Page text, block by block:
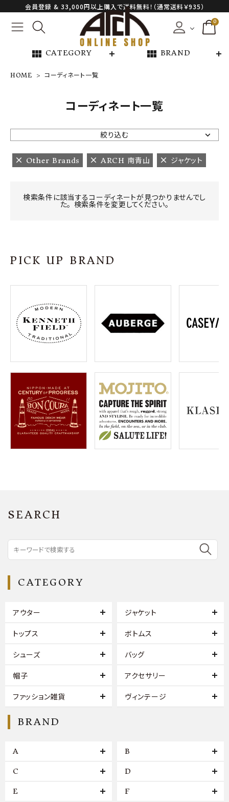
会員登録 & 33,000円以上購入で送料無料！（通常送料￥935）
0
view_module CATEGORY view_module BRAND
NEW ARRIVAL
ARCH EXCLUSIVE
BRAND
INFORMATION
ご利用ガイド
プライバシーポリシー
特定商取引法について
お問い合わせ
OFFICIAL WEB SITE
ACCOUNT MENU
ようこそ ゲスト 様
meeting_room ログイン 会員登録
HOME コーディネート一覧
コーディネート一覧
絞り込む
Other Brands ARCH 南青山 ジャケット
検索条件に該当するコーディネートが見つかりませんでし
た。 検索条件を変更してください。
PICK UP BRAND
SEARCH
CATEGORY
アウター ジャケット
トップス ボトムス
シューズ バッグ
帽子 アクセサリー
ファッション雑貨 ヴィンテージ
BRAND
A B
C D
E F